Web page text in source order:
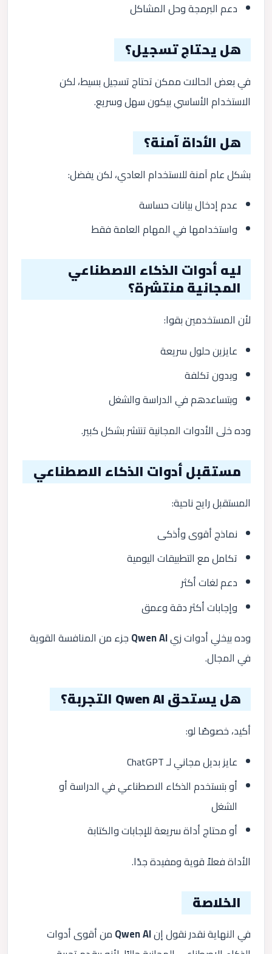
دعم البرمجة وحل المشاكل
هل يحتاج تسجيل؟
في بعض الحالات ممكن تحتاج تسجيل بسيط، لكن
الاستخدام الأساسي بيكون سهل وسريع.
هل الأداة آمنة؟
بشكل عام آمنة للاستخدام العادي، لكن يفضل:
عدم إدخال بيانات حساسة
واستخدامها في المهام العامة فقط
ليه أدوات الذكاء الاصطناعي
المجانية منتشرة؟
لأن المستخدمين بقوا:
عايزين حلول سريعة
وبدون تكلفة
وبتساعدهم في الدراسة والشغل
وده خلى الأدوات المجانية تنتشر بشكل كبير.
مستقبل أدوات الذكاء الاصطناعي
المستقبل رايح ناحية:
نماذج أقوى وأذكى
تكامل مع التطبيقات اليومية
دعم لغات أكثر
وإجابات أكثر دقة وعمق
وده بيخلي أدوات زيQwen AI جزء من المنافسة القوية
في المجال.
هل يستحق Qwen AI التجربة؟
أكيد، خصوصًا لو:
عايز بديل مجاني لـ ChatGPT
أو بتستخدم الذكاء الاصطناعي في الدراسة أو
الشغل
أو محتاج أداة سريعة للإجابات والكتابة
الأداة فعلاً قوية ومفيدة جدًا.
الخلاصة
في النهاية نقدر نقول إنQwen AI من أقوى أدوات